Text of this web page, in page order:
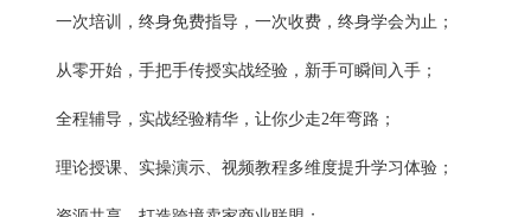
一次培训，终身免费指导，一次收费，终身学会为止；
从零开始，手把手传授实战经验，新手可瞬间入手；
全程辅导，实战经验精华，让你少走2年弯路；
理论授课、实操演示、视频教程多维度提升学习体验；